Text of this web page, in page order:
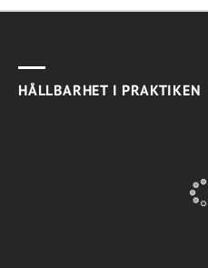
HÅLLBARHET I PRAKTIKEN